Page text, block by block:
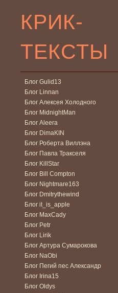
КРИК-
ТЕКСТЫ
Блог Gulid13
Блог Linnan
Блог Алексея Холодного
Блог MidnightMan
Блог Aleera
Блог DimaKIN
Блог Роберта Виллэна
Блог Павла Тракселя
Блог KillStar
Блог Bill Compton
Блог Nightmare163
Блог Dmitrythewind
Блог it_is_apple
Блог MaxCady
Блог Petr
Блог Lirik
Блог Артура Сумарокова
Блог NaObi
Блог Пегий пес Александр
Блог Irina15
Блог Oldys